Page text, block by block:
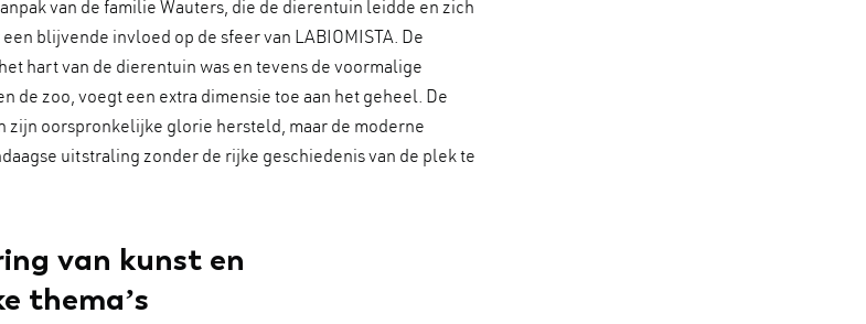
van de familie Wauters, die de dierentuin leidde en zich
blijvende invloed op de sfeer van LABIOMISTA. De
hart van de dierentuin was en tevens de voormalige
de zoo, voegt een extra dimensie toe aan het geheel. De
zijn oorspronkelijke glorie hersteld, maar de moderne
uitstraling zonder de rijke geschiedenis van de plek te
van kunst en
thema’s